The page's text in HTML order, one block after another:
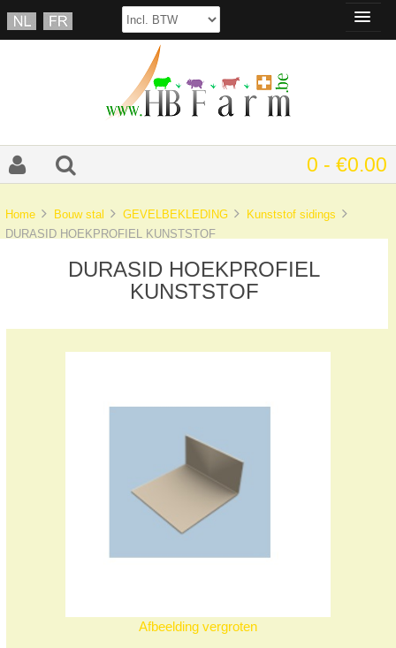
0 - €0.00
Home Bouw stal GEVELBEKLEDING
Kunststof sidings
DURASID HOEKPROFIEL KUNSTSTOF
DURASID HOEKPROFIEL
KUNSTSTOF
Afbeelding vergroten